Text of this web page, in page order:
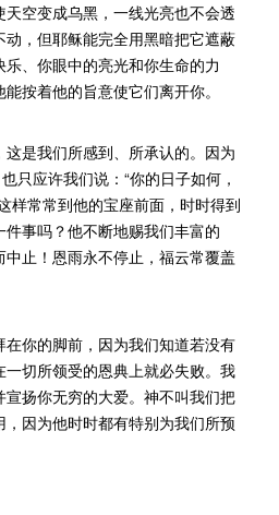
空变成乌黑，一线光亮也不会透
，但耶稣能完全用黑暗把它遮蔽
、你眼中的亮光和你生命的力
按着他的旨意使它们离开你。
是我们所感到、所承认的。因为
只应许我们说：“你的日子如何，
样常常到他的宝座前面，时时得到
事吗？他不断地赐我们丰富的
止！恩雨永不停止，福云常覆盖
你的脚前，因为我们知道若没有
切所领受的恩典上就必失败。我
扬你无穷的大爱。神不叫我们把
因为他时时都有特别为我们所预